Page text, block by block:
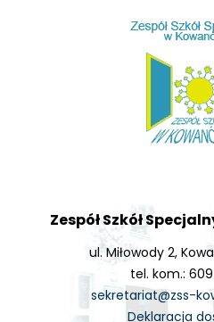
Zespół Szkół
ul. Miłowody 2,
tel. kom.:
sekretariat@zss-
Deklaracja